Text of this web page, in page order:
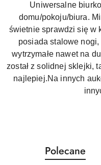
Uniwersalne
domu/pokoju/biura.
świetnie sprawdzi się w
posiada stalowe
wytrzymałe nawet na
został z solidnej sklejki,
najlepiej.Na innych
Pomiń karuzelę
Produkty
Polecane